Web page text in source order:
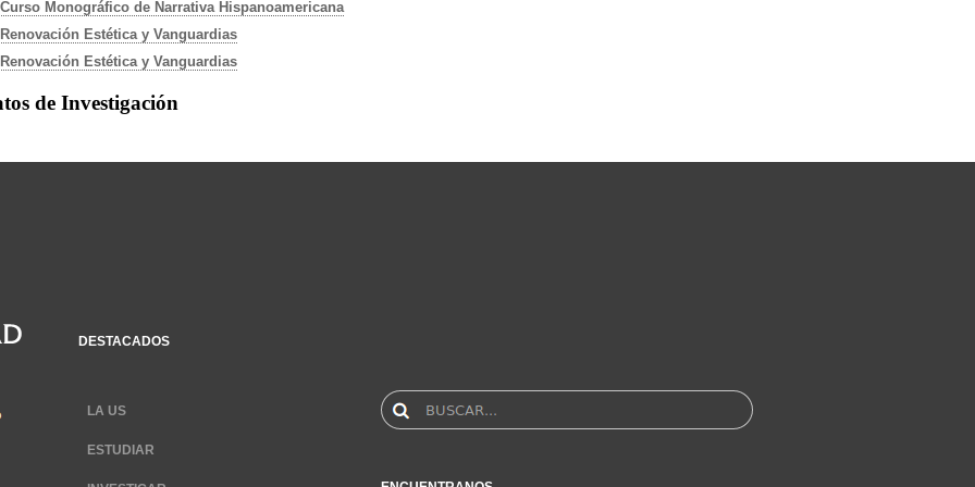
Curso Monográfico de Narrativa Hispanoamericana
Renovación Estética y Vanguardias
Renovación Estética y Vanguardias
de Investigación
DESTACADOS
LA US
ESTUDIAR